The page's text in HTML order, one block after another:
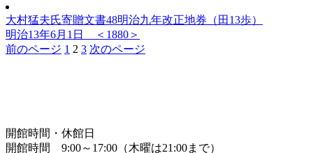
大村猛夫氏寄贈文書48明治九年改正地券（田13歩）
明治13年6月1日 ＜1880＞
投
ー
前のページ 固
1 固
2 固
3 次のページ
開館時間・休館日
開館時間 9:00～17:00（木曜は21:00まで）